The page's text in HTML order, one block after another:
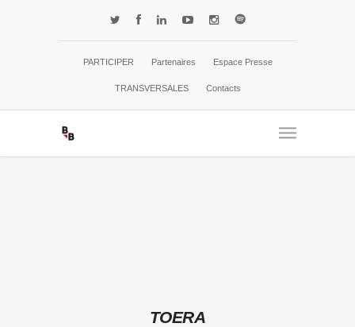
PARTICIPER Partenaires Espace Presse
TRANSVERSALES Contacts
TOERA